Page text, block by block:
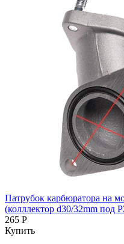
Патрубок карбюратора на
(колллектор d30/32mm под
265 Р
Купить